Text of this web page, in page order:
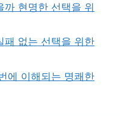
까 현명한 선택을 위
패 없는 선택을 위한
에 이해되는 명쾌한